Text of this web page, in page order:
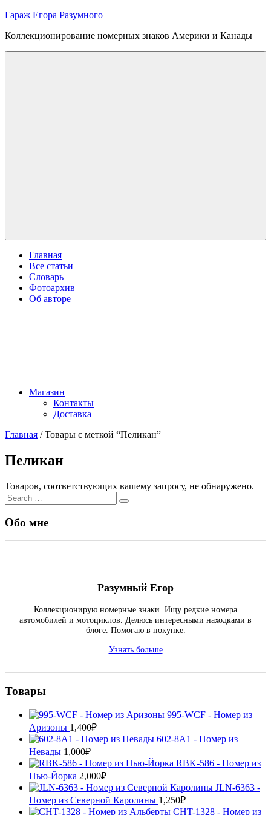
Skip
content
Гараж Егора Разумного
Коллекционирование номерных знаков Америки и Канады
Главная
Все статьи
Словарь
Фотоархив
Об авторе
Магазин
Контакты
Доставка
Главная / Товары с меткой “Пеликан”
Пеликан
Товаров, соответствующих вашему запросу, не обнаружено.
Search
for:
Search
Обо мне
Разумный Егор
Коллекционирую номерные знаки. Ищу редкие номера
автомобилей и мотоциклов. Делюсь интересными находками в
блоге. Помогаю в покупке.
Узнать больше
Товары
995-WCF - Номер из
Аризоны 1,400₽
602-8A1 - Номер из
Невады 1,000₽
RBK-586 - Номер из
Нью-Йорка 2,000₽
JLN-6363 -
Номер из Северной Каролины 1,250₽
CHT-1328 - Номер из